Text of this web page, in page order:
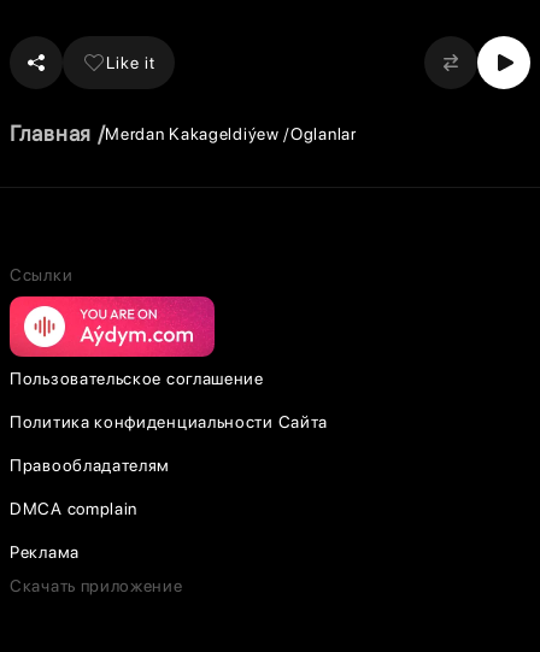
Like it
Главная Merdan Kakageldiýew Oglanlar
Ссылки
Пользовательское соглашение
Политика конфиденциальности Сайта
Правообладателям
DMCA complain
Реклама
Скачать приложение